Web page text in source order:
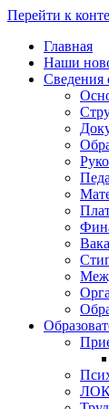
Перейти к
Главная
Наши
Сведения
ЛОК